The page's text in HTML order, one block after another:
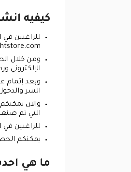
كيفيه
للراغبين
.
ومن خلال
وبعد إتمام
السر
والان
التي تم
للراغبين
يمكنكم